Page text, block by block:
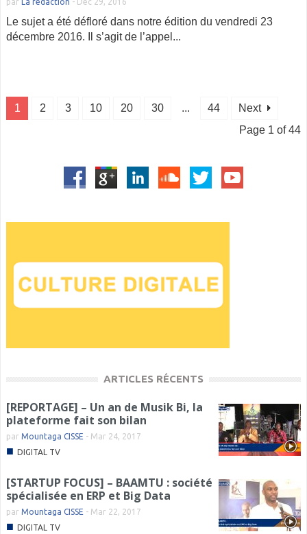
Le sujet a été défloré dans notre édition du vendredi 23
décembre 2016. Il s’agit de l’appel...
1 2 3 10 20 30 ... 44
Next
Page 1 of 44
ARTICLES RÉCENTS
[REPORTAGE] – Un an de Musik Bi, la
plateforme fait son bilan
par Mountaga CISSE - Mar 24, 2017
■ DIGITAL TV
[STARTUP FOCUS] – BAAMTU : société
spécialisée en ERP et Big Data
par Mountaga CISSE - Mar 22, 2017
■ DIGITAL TV